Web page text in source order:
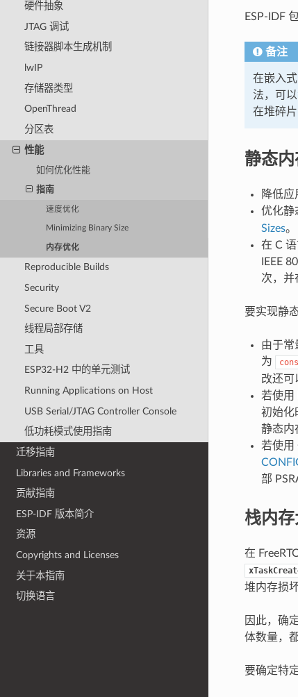
硬件抽象
JTAG 调试
链接器脚本生成机制
lwIP
存储器类型
OpenThread
分区表
性能
如何优化性能
指南
速度优化
Minimizing Binary Size
内存优化
Reproducible Builds
Security
Secure Boot V2
线程局部存储
工具
ESP32-H2 中的单元测试
Running Applications on Host
USB Serial/JTAG Controller Console
低功耗模式使用指南
迁移指南
Libraries and Frameworks
贡献指南
ESP-IDF 版本简介
资源
Copyrights and Licenses
关于本指南
切换语言
ESP-IDF
备注
在嵌入
法，可
在堆碎片
静态
降低
优化静
Sizes。
在 C
IEEE
次，并
要实现静
由于常
为
改还可
若使用
初始化
静态内
若使用
部
栈内
在
堆内存损
因此，确
体数量，
要确定特